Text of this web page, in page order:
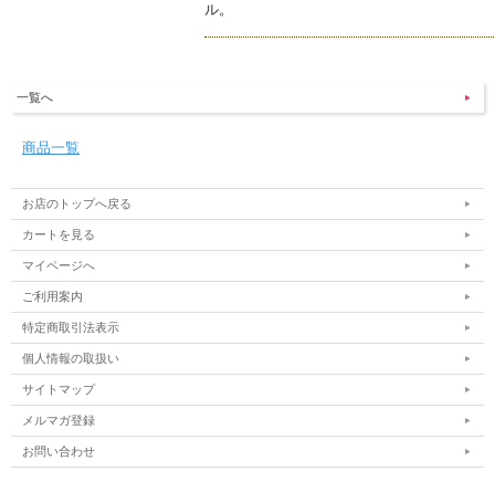
ル。
一覧へ
商品一覧
お店のトップへ戻る
カートを見る
マイページへ
ご利用案内
特定商取引法表示
個人情報の取扱い
サイトマップ
メルマガ登録
お問い合わせ